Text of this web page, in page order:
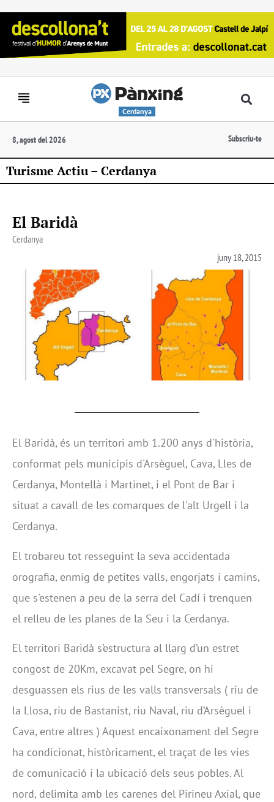
Cerdanya
8, agost del 2026 Subscriu-te
Turisme Actiu – Cerdanya
El Baridà
Cerdanya
juny 18, 2015
El Baridà, és un territori amb 1.200 anys d'història,
conformat pels municipis d'Arsèguel, Cava, Lles de
Cerdanya, Montellà i Martinet, i el Pont de Bar i
situat a cavall de les comarques de l'alt Urgell i la
Cerdanya.
El trobareu tot resseguint la seva accidentada
orografia, enmig de petites valls, engorjats i camins,
que s'estenen a peu de la serra del Cadí i trenquen
el relleu de les planes de la Seu i la Cerdanya.
El territori Baridà s’estructura al llarg d’un estret
congost de 20Km, excavat pel Segre, on hi
desguassen els rius de les valls transversals ( riu de
la Llosa, riu de Bastanist, riu Naval, riu d’Arsèguel i
Cava, entre altres ) Aquest encaixonament del Segre
ha condicionat, històricament, el traçat de les vies
de comunicació i la ubicació dels seus pobles. Al
nord, delimita amb les carenes del Pirineu Axial, que